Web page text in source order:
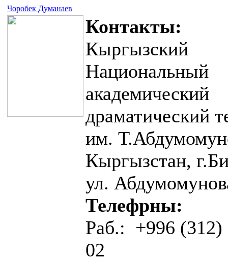
Чоробек Думанаев
Контакты:
Кыргызский
Национальный
академический
драматический
им.
Кыргызстан,
ул.
Телефрны:
Раб.: +996 (312)
02